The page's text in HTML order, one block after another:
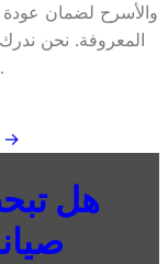
والأسرح لضمان عودة
المعروفة. نحن
في
→
هل